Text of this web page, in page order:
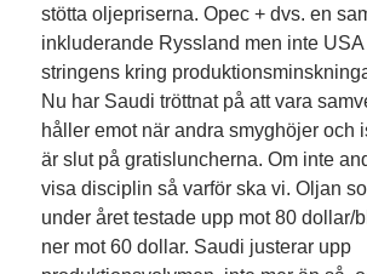
stötta oljepriserna. Opec + dvs. en
inkluderande Ryssland men inte USA
stringens kring
Nu har Saudi tröttnat på att vara
håller emot när andra smyghöjer och
är slut på gratisluncherna. Om inte
visa disciplin så varför ska vi. Oljan
under året testade upp mot 80 dollar/
ner mot 60 dollar. Saudi justerar upp